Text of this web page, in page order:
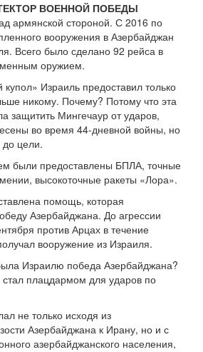
ВОЕННОЙ ПОБЕДЫ
армянской стороной. С 2016 по
вооружения в Азербайджан
Всего было сделано 92 рейса в
оружием.
Израиль предоставил только
никому. Почему? Потому что эта
защитить Мингечаур от ударов,
во время 44-дневной войны, но
цели.
были предоставлены БПЛА, точные
высокоточные ракеты «Лора».
помощь, которая
Азербайджана. До агрессии
против Арцах в течение
вооружение из Израиля.
Израилю победа Азербайджана?
плацдармом для ударов по
не только исходя из
Азербайджана к Ирану, но и с
азербайджанского населения,